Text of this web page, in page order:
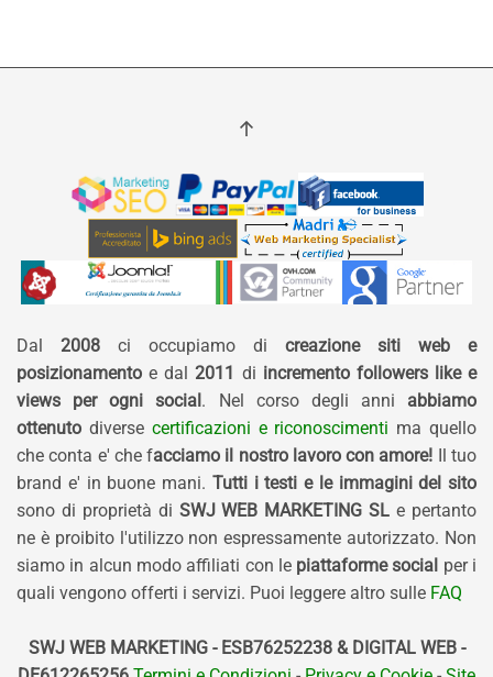
Dal 2008 ci occupiamo di creazione siti web e
posizionamento e dal 2011 di incremento followers like e
views per ogni social. Nel corso degli anni abbiamo
ottenuto diverse certificazioni e riconoscimenti ma quello
che conta e' che facciamo il nostro lavoro con amore! Il tuo
brand e' in buone mani. Tutti i testi e le immagini del sito
sono di proprietà di SWJ WEB MARKETING SL e pertanto
ne è proibito l'utilizzo non espressamente autorizzato. Non
siamo in alcun modo affiliati con le piattaforme social per i
quali vengono offerti i servizi. Puoi leggere altro sulle FAQ
SWJ WEB MARKETING - ESB76252238 & DIGITAL WEB -